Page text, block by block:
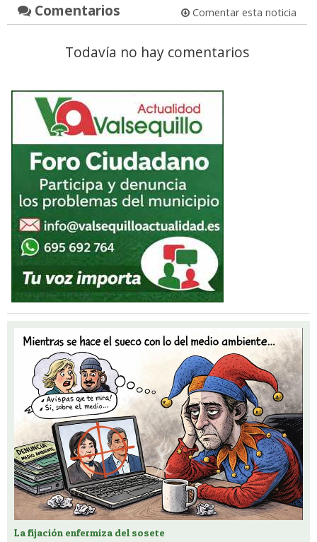
Comentarios Comentar esta noticia
Todavía no hay comentarios
La fijación enfermiza del sosete